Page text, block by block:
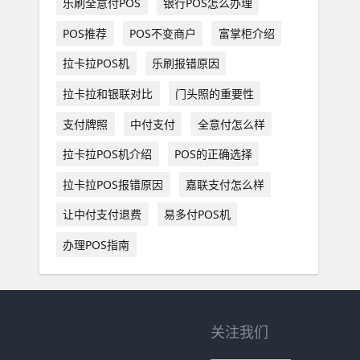
POS推荐
POS不变商户
富掌柜介绍
拉卡拉POS机
乐刷报错原因
拉卡拉和银联对比
门头照的重要性
支付牌照
中付支付
全意付怎么样
拉卡拉POS机介绍
POS的正确选择
拉卡拉POS报错原因
嘉联支付怎么样
让中付支付退费
易多付POS机
办理POS指南
关注我们